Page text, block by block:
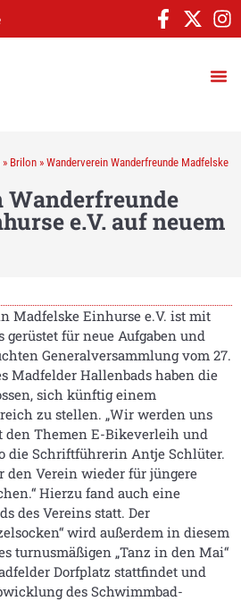
» Brilon » Wanderverein Wanderfreunde Madfelske
Wanderfreunde
e.V. auf neuem
Madfelske Einhurse e.V. ist mit
gerüstet für neue Aufgaben und
Generalversammlung vom 27.
Madfelder Hallenbads haben die
sich künftig einem
zu stellen. „Wir werden uns
den Themen E-Bikeverleih und
die Schriftführerin Antje Schlüter.
den Verein wieder für jüngere
Hierzu fand auch eine
des Vereins statt. Der
wird außerdem in diesem
turnusmäßigen „Tanz in den Mai“
Dorfplatz stattfindet und
des Schwimmbad-